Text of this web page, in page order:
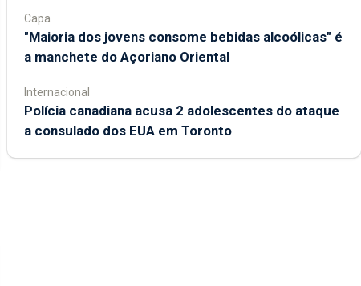
Capa
"Maioria dos jovens consome bebidas alcoólicas" é
a manchete do Açoriano Oriental
Internacional
Polícia canadiana acusa 2 adolescentes do ataque
a consulado dos EUA em Toronto